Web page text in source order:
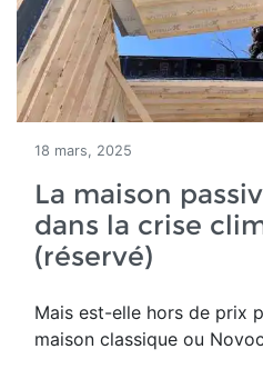
18 mars, 2025
La maison
dans la crise
(réservé)
Mais est-elle hors de prix
maison classique ou